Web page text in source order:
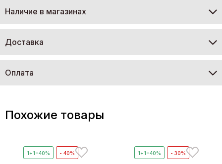
Наличие в магазинах
Доставка
Оплата
Похожие товары
1+1=40% - 40% 1+1=40% - 30%